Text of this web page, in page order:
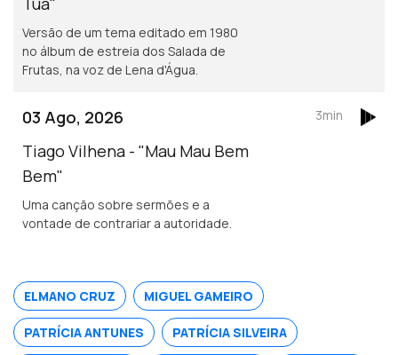
Versão de um tema editado em 1980
no álbum de estreia dos Salada de
Frutas, na voz de Lena d'Água.
03 Ago, 2026
Tiago Vilhena - "Mau Mau Bem
Bem"
Uma canção sobre sermões e a
vontade de contrariar a autoridade.
3min
ELMANO CRUZ MIGUEL GAMEIRO
PATRÍCIA ANTUNES PATRÍCIA SILVEIRA